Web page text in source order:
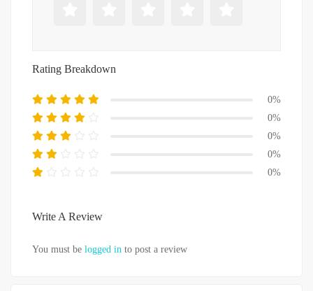
Rating Breakdown
0%
0%
0%
0%
0%
Write A Review
You must be logged in to post a review